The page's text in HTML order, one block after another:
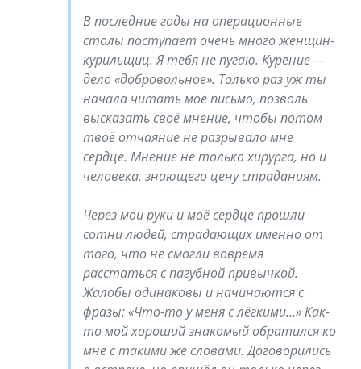
В последние годы на операционные
столы поступает очень много женщин-
курильщиц. Я тебя не пугаю. Курение —
дело «добровольное». Только раз уж ты
начала читать моё письмо, позволь
высказать своё мнение, чтобы потом
твоё отчаяние не разрывало мне
сердце. Мнение не только хирурга, но и
человека, знающего цену страданиям.
Через мои руки и моё сердце прошли
сотни людей, страдающих именно от
того, что не смогли вовремя
расстаться с пагубной привычкой.
Жалобы одинаковы и начинаются с
фразы: «Что-то у меня с лёгкими…» Как-
то мой хороший знакомый обратился ко
мне с такими же словами. Договорились